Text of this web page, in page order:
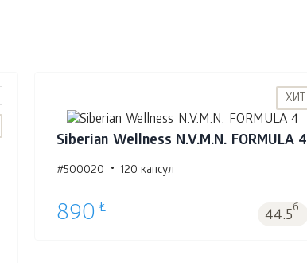
ХИТ
Siberian Wellness N.V.M.N. FORMULA 4
#500020 120 капсул
890 ₺ 44.5б.